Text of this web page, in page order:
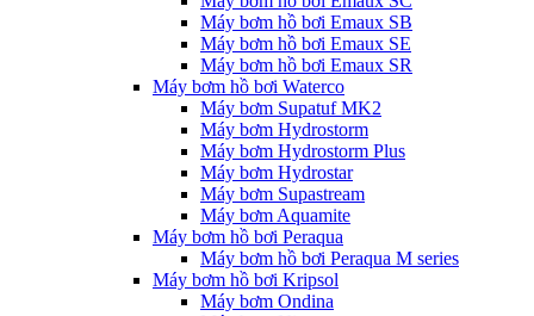
Máy bơm hồ bơi Emaux SB
Máy bơm hồ bơi Emaux SE
Máy bơm hồ bơi Emaux SR
Máy bơm hồ bơi Waterco
Máy bơm Supatuf MK2
Máy bơm Hydrostorm
Máy bơm Hydrostorm Plus
Máy bơm Hydrostar
Máy bơm Supastream
Máy bơm Aquamite
Máy bơm hồ bơi Peraqua
Máy bơm hồ bơi Peraqua M series
Máy bơm hồ bơi Kripsol
Máy bơm Ondina